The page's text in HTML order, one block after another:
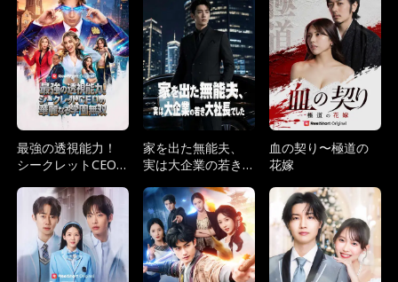
最強の透視能力！
シークレットCEO
双
家を出た無能夫、
実は大企業の若き
血の契り〜極道の
花嫁